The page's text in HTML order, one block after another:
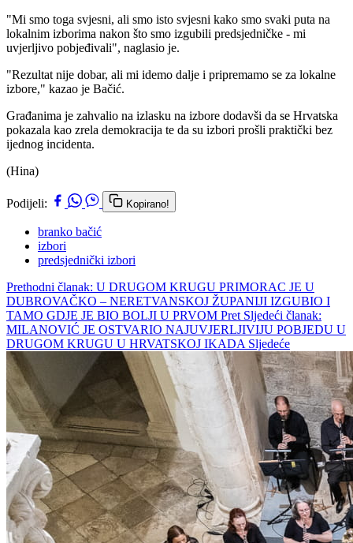
"Mi smo toga svjesni, ali smo isto svjesni kako smo svaki puta na
lokalnim izborima nakon što smo izgubili predsjedničke - mi
uvjerljivo pobjeđivali", naglasio je.
"Rezultat nije dobar, ali mi idemo dalje i pripremamo se za lokalne
izbore," kazao je Bačić.
Građanima je zahvalio na izlasku na izbore dodavši da se Hrvatska
pokazala kao zrela demokracija te da su izbori prošli praktički bez
ijednog incidenta.
(Hina)
Podijeli: Kopirano!
branko bačić
izbori
predsjednički izbori
Prethodni članak: U DRUGOM KRUGU PRIMORAC JE U
DUBROVAČKO – NERETVANSKOJ ŽUPANIJI IZGUBIO I
TAMO GDJE JE BIO BOLJI U PRVOM Pret Sljedeći članak:
MILANOVIĆ JE OSTVARIO NAJUVJERLJIVIJU POBJEDU U
DRUGOM KRUGU U HRVATSKOJ IKADA Sljedeće